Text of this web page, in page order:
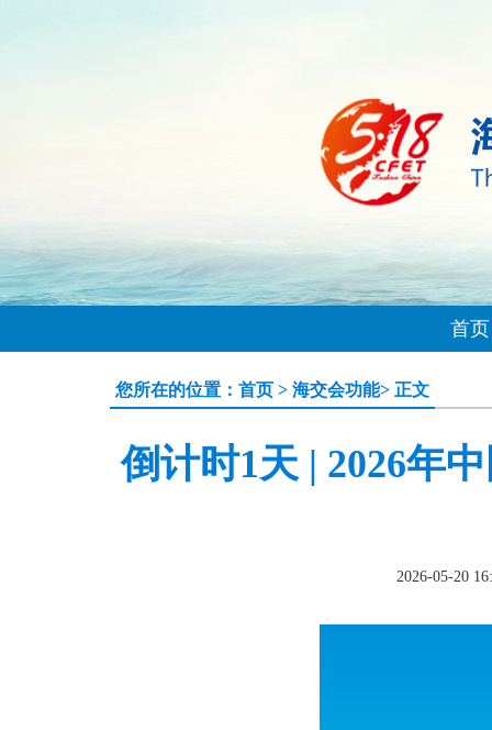
首页
您所在的位置： 首页 > 海交会功能> 正文
倒计时1天 | 2026年
2026-05-20